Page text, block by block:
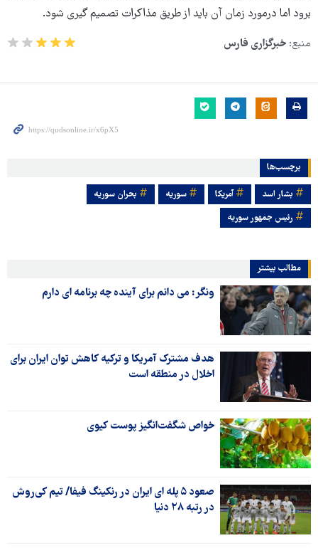
برود اما درمورد زمان آن باید از طریق مذاکرات تصمیم گیری شود.
منبع: خبرگزاری فارس
برچسب‌ها
بشار اسد آمریکا سوریه
بحران سوریه
رئیس جمهور سوریه
مطالب بیشتر
ونگر: می دانم برای آینده چه برنامه ای دارم
هدف مشترک آمریکا و ترکیه کاهش توان ایران برای
اخلال در منطقه است
خواص شگفت‌انگیز پوست کیوی
صعود ۵ پله ای ایران در رنکینگ فیفا/ تیم کی‌روش
در رتبه ۲۸ دنیا